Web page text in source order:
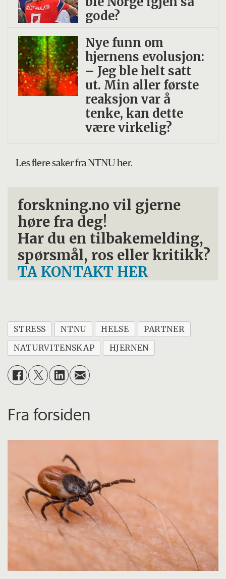
gode?
Nye funn om
hjernens evolusjon:
– Jeg ble helt satt
ut. Min aller første
reaksjon var å
tenke, kan dette
være virkelig?
Les flere saker fra NTNU her.
forskning.no vil gjerne
høre fra deg!
Har du en tilbakemelding,
spørsmål, ros eller kritikk?
TA KONTAKT HER
STRESS NTNU HELSE
PARTNER
NATURVITENSKAP
HJERNEN
Fra forsiden